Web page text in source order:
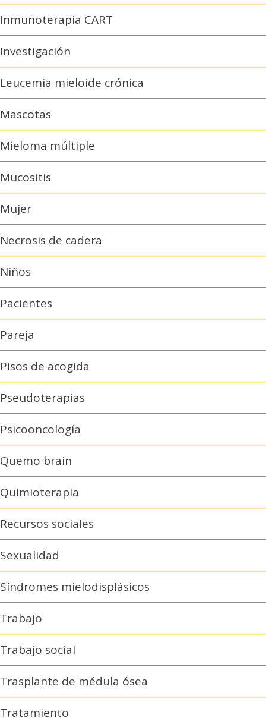
Inmunoterapia CART
Investigación
Leucemia mieloide crónica
Mascotas
Mieloma múltiple
Mucositis
Mujer
Necrosis de cadera
Niños
Pacientes
Pareja
Pisos de acogida
Pseudoterapias
Psicooncología
Quemo brain
Quimioterapia
Recursos sociales
Sexualidad
Síndromes mielodisplásicos
Trabajo
Trabajo social
Trasplante de médula ósea
Tratamiento